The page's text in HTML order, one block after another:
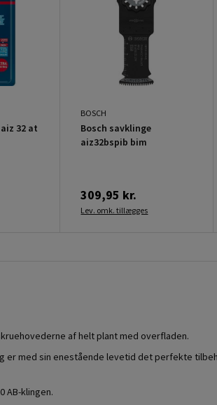
32 at
BOSCH
Bosch savklinge
aiz32bspib bim
309,95 kr.
Lev. omk. tillægges
af helt plant med overfladen.
med sin enestående levetid det perfekte
AB-klingen.